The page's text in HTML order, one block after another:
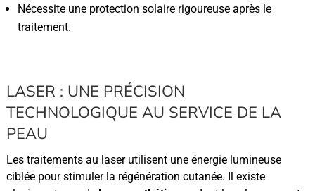
Nécessite une protection solaire rigoureuse après le
traitement.
LASER : UNE PRÉCISION
TECHNOLOGIQUE AU SERVICE DE LA
PEAU
Les traitements au laser utilisent une énergie lumineuse
ciblée pour stimuler la régénération cutanée. Il existe